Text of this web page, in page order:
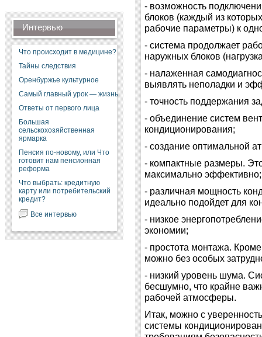
Интервью
Что происходит в медицине?
Тайны следствия
Оренбуржье культурное
Самый главный урок — жизнь
Ответы от первого лица
Большая
сельскохозяйственная
ярмарка
Пенсия по-новому, или Что
готовит нам пенсионная
реформа
Что выбрать: кредитную
карту или потребительский
кредит?
Все интервью
- возможность
блоков (каждый из
рабочие параметры) к
- система продолжает
наружных блоков
- налаженная
выявлять неполадки и
- точность поддержания
- объединение систем
кондиционирования;
- создание оптимальной
- компактные размеры.
максимально эффективно;
- различная мощность
идеально подойдет для
- низкое
экономии;
- простота монтажа.
можно без особых
- низкий уровень шума.
бесшумно, что крайне
рабочей атмосферы.
Итак, можно с
системы